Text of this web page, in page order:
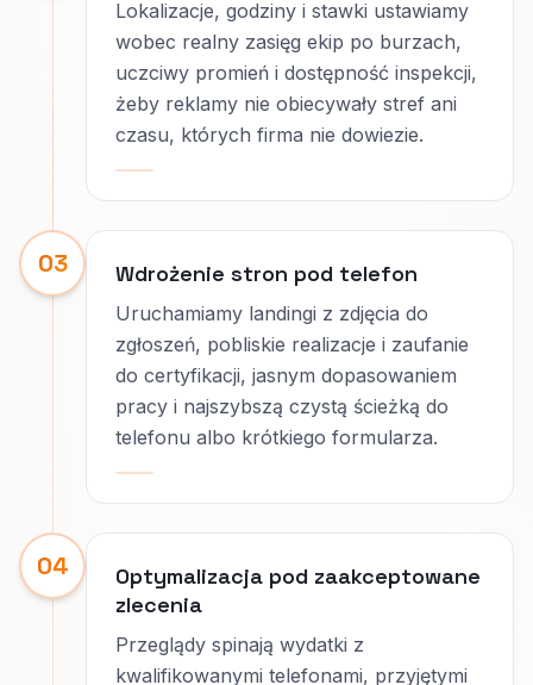
Lokalizacje, godziny i stawki ustawiamy
wobec realny zasięg ekip po burzach,
uczciwy promień i dostępność inspekcji,
żeby reklamy nie obiecywały stref ani
czasu, których firma nie dowiezie.
03 Wdrożenie stron pod telefon
Uruchamiamy landingi z zdjęcia do
zgłoszeń, pobliskie realizacje i zaufanie
do certyfikacji, jasnym dopasowaniem
pracy i najszybszą czystą ścieżką do
telefonu albo krótkiego formularza.
04
Optymalizacja pod zaakceptowane
zlecenia
Przeglądy spinają wydatki z
kwalifikowanymi telefonami, przyjętymi